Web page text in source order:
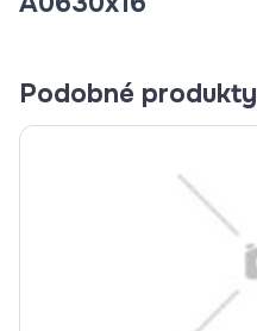
Podobné produkty